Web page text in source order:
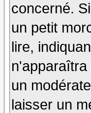
concerné.
un petit
lire,
un
laisser un